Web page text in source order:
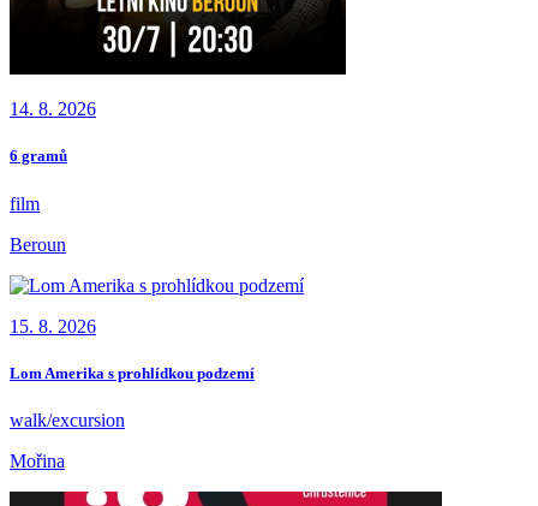
14. 8. 2026
6 gramů
film
Beroun
15. 8. 2026
Lom Amerika s prohlídkou podzemí
walk/excursion
Mořina